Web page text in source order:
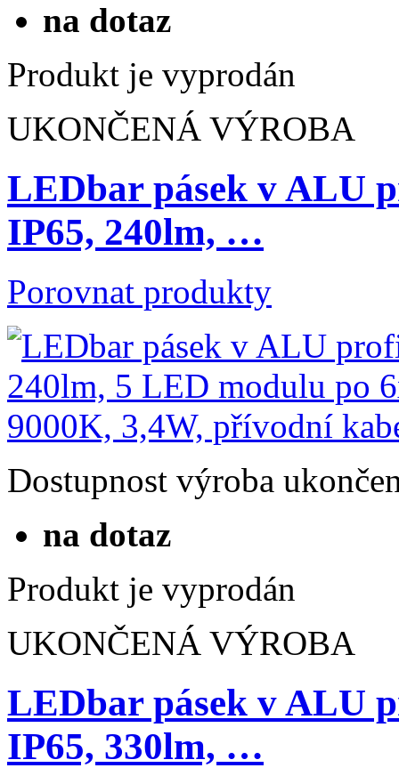
na dotaz
Produkt je vyprodán
UKONČENÁ VÝROBA
LEDbar pásek v ALU
IP65, 240lm, …
Porovnat produkty
Dostupnost výroba
na dotaz
Produkt je vyprodán
UKONČENÁ VÝROBA
LEDbar pásek v ALU
IP65, 330lm, …